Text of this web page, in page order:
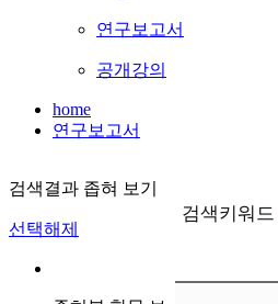
연구보고서
공개강의
home
연구보고서
검색결과 좁혀 보기
선택해제
검색키워드